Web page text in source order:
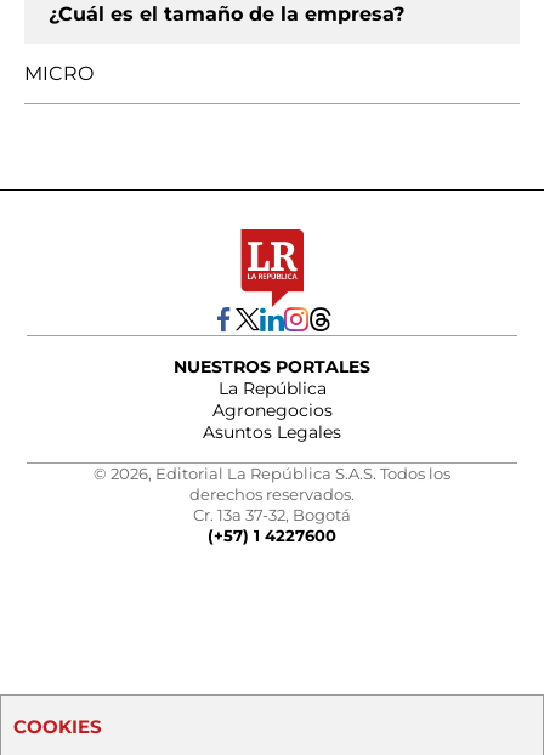
¿Cuál es el tamaño de la empresa?
MICRO
NUESTROS PORTALES
La República
Agronegocios
Asuntos Legales
© 2026, Editorial La República S.A.S. Todos los
derechos reservados.
Cr. 13a 37-32, Bogotá
(+57) 1 4227600
COOKIES